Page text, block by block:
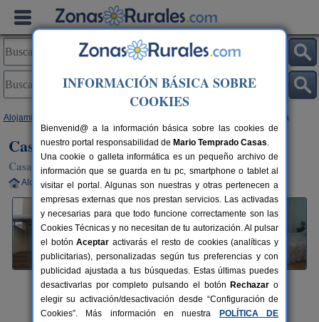
Alojamientos > Casa Rural Río Adaja
Casa Rural Río Adaja
Casa Rural en El Fresno (Ávila)
Alquiler completo 2-6+2 plazas 10 km de Ávila
INFORMACIÓN BÁSICA SOBRE
COOKIES
Bienvenid@ a la información básica sobre las cookies de
nuestro portal responsabilidad de Mario Temprado Casas.
Una cookie o galleta informática es un pequeño archivo de
información que se guarda en tu pc, smartphone o tablet al
visitar el portal. Algunas son nuestras y otras pertenecen a
empresas externas que nos prestan servicios. Las activadas
y necesarias para que todo funcione correctamente son las
Cookies Técnicas y no necesitan de tu autorización. Al pulsar
el botónAceptar activarás el resto de cookies (analíticas y
publicitarias), personalizadas según tus preferencias y con
publicidad ajustada a tus búsquedas. Estas últimas puedes
desactivarlas por completo pulsando el botón Rechazar o
elegir su activación/desactivación desde “Configuración de
Cookies”. Más información en nuestra
POLÍTICA DE